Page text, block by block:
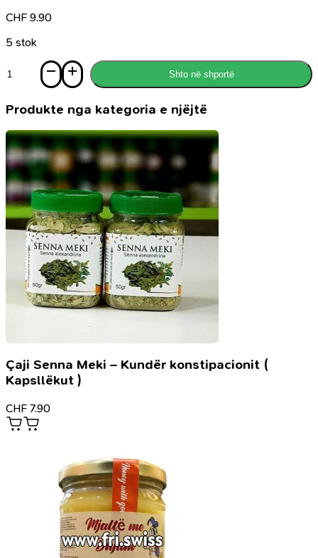
CHF 9.90
5 stok
Nën
e
Shto në shportë
Produkte nga kategoria e njëjtë
Çaji Senna Meki – Kundër konstipacionit (
Kapsllëkut )
CHF 7.90